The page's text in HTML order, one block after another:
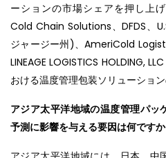
ーションの市場シェアを押し上
Cold Chain Solutions、DFDS、
ジャージー州)、AmeriCold
LINEAGE LOGISTICS HOLDING,
おける温度管理包装ソリューション
アジア太平洋地域の温度管理パッ
予測に影響を与える要因は何ですか